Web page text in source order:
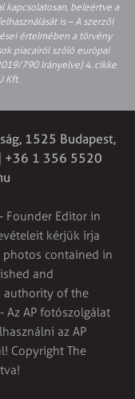
kapcsolatosan, beleértve a
is – A szerzői
értelmében a törvény
piacairól szóló európai
790 Irányelve) 4. cikke
Kft.
1525 Budapest,
+36 1 356 5520
Founder Editor in
kérjük írja
photos contained in
and
authority of the
Az AP fotószolgálat
az AP
Copyright The